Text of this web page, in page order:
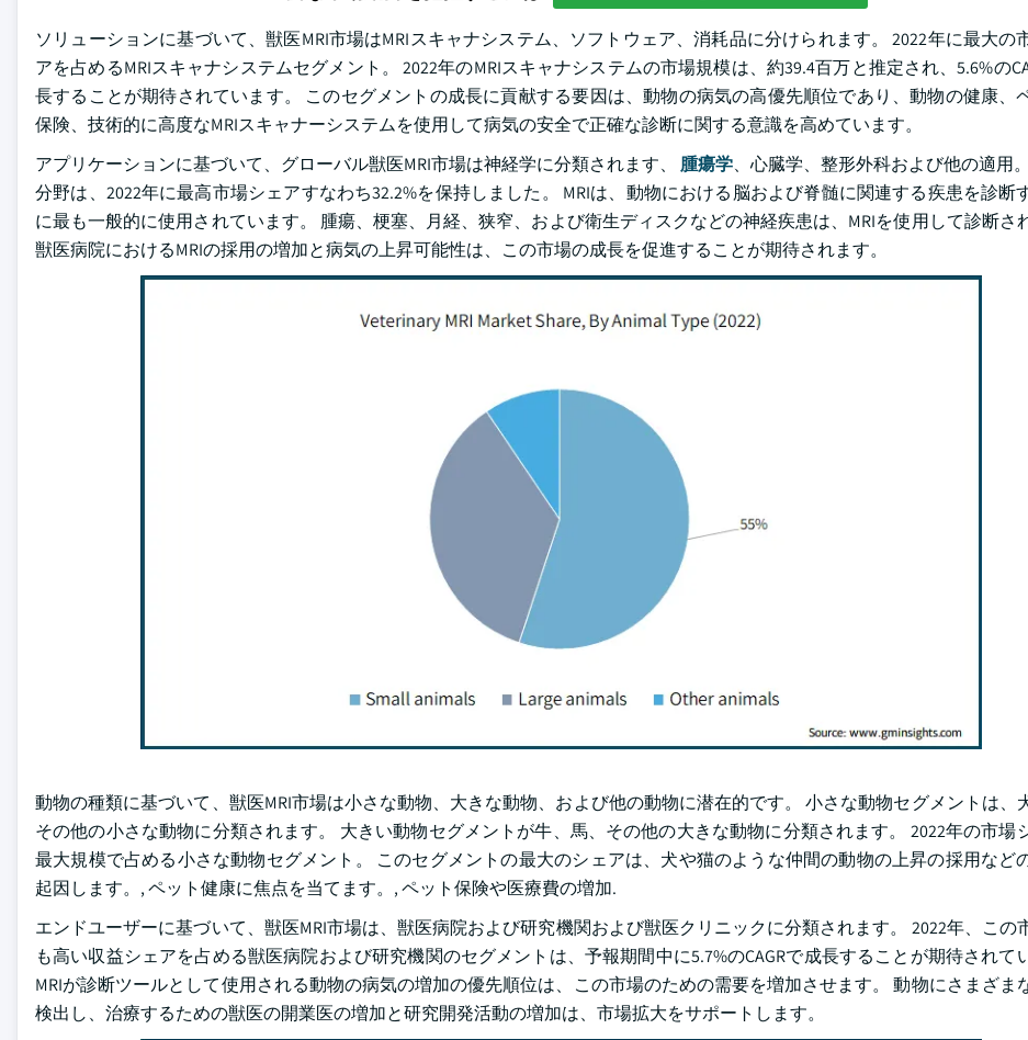
ソリューションに基づいて、獣医MRI市場はMRIスキャナシステム、ソフトウェア、消耗品に分けられます。 2022年に最大の
アを占めるMRIスキャナシステムセグメント。 2022年のMRIスキャナシステムの市場規模は、約39.4百万と推定され、5.6%の
長することが期待されています。 このセグメントの成長に貢献する要因は、動物の病気の高優先順位であり、動物の健康、
保険、技術的に高度なMRIスキャナーシステムを使用して病気の安全で正確な診断に関する意識を高めています。
アプリケーションに基づいて、グローバル獣医MRI市場は神経学に分類されます、 腫瘍学、心臓学、整形外科および他の適用
分野は、2022年に最高市場シェアすなわち32.2%を保持しました。 MRIは、動物における脳および脊髄に関連する疾患を診断
に最も一般的に使用されています。 腫瘍、梗塞、月経、狭窄、および衛生ディスクなどの神経疾患は、MRIを使用して診断さ
獣医病院におけるMRIの採用の増加と病気の上昇可能性は、この市場の成長を促進することが期待されます。
動物の種類に基づいて、獣医MRI市場は小さな動物、大きな動物、および他の動物に潜在的です。 小さな動物セグメントは、
その他の小さな動物に分類されます。 大きい動物セグメントが牛、馬、その他の大きな動物に分類されます。 2022年の市場
最大規模で占める小さな動物セグメント。 このセグメントの最大のシェアは、犬や猫のような仲間の動物の上昇の採用など
起因します。, ペット健康に焦点を当てます。, ペット保険や医療費の増加.
エンドユーザーに基づいて、獣医MRI市場は、獣医病院および研究機関および獣医クリニックに分類されます。 2022年、この
も高い収益シェアを占める獣医病院および研究機関のセグメントは、予報期間中に5.7%のCAGRで成長することが期待されて
MRIが診断ツールとして使用される動物の病気の増加の優先順位は、この市場のための需要を増加させます。 動物にさまざま
検出し、治療するための獣医の開業医の増加と研究開発活動の増加は、市場拡大をサポートします。